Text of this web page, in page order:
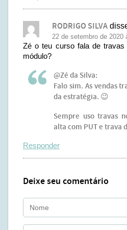
RODRIGO SILVA
22 de setembro de 2020
Zé o teu curso fala de
módulo?
@Zé da Silva:
Falo sim. As vendas
da estratégia. 😉
Sempre uso travas
alta com PUT e trava
Responder
Deixe seu comentário